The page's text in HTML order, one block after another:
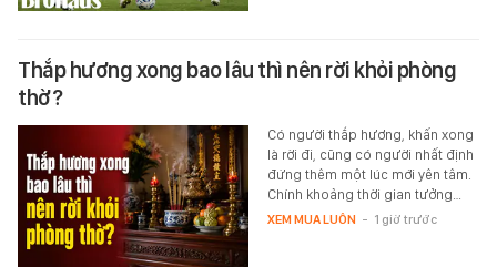
Thắp hương xong bao lâu thì nên rời khỏi phòng
thờ?
Có người thắp hương, khấn xong
là rời đi, cũng có người nhất định
đứng thêm một lúc mới yên tâm.
Chính khoảng thời gian tưởng…
XEM MUA LUÔN - 1 giờ trước